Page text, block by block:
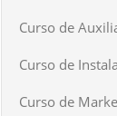
Curso de
Curso de
Curso de